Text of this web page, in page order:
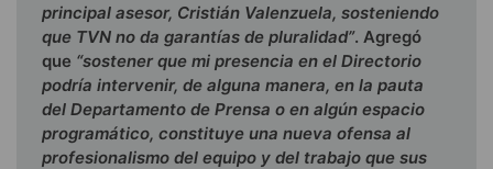
principal asesor, Cristián Valenzuela, sosteniendo
que TVN no da garantías de pluralidad”. Agregó
que “sostener que mi presencia en el Directorio
podría intervenir, de alguna manera, en la pauta
del Departamento de Prensa o en algún espacio
programático, constituye una nueva ofensa al
profesionalismo del equipo y del trabajo que sus